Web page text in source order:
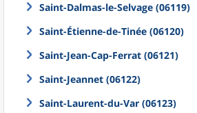
Saint-Dalmas-le-Selvage (06119)
Saint-Étienne-de-Tinée (06120)
Saint-Jean-Cap-Ferrat (06121)
Saint-Jeannet (06122)
Saint-Laurent-du-Var (06123)